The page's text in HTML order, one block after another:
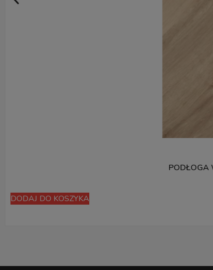
PODŁOGA
DODAJ DO KOSZYKA